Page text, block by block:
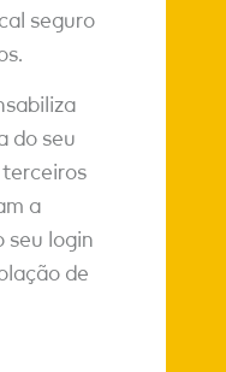
seguro
do seu
a
seu login
de